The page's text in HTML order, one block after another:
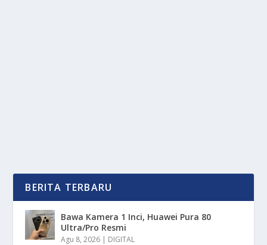
BERITA TERBARU
Bawa Kamera 1 Inci, Huawei Pura 80
Ultra/Pro Resmi
Agu 8, 2026 | DIGITAL